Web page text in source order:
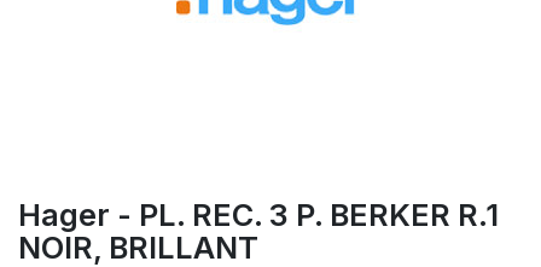
Hager - PL. REC. 3 P. BERKER R.1
NOIR, BRILLANT